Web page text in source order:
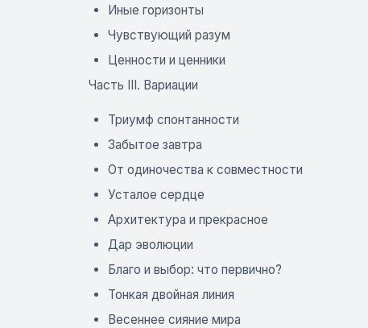
Иные горизонты
Чувствующий разум
Ценности и ценники
Часть III. Вариации
Триумф спонтанности
Забытое завтра
От одиночества к совместности
Усталое сердце
Архитектура и прекрасное
Дар эволюции
Благо и выбор: что первично?
Тонкая двойная линия
Весеннее сияние мира